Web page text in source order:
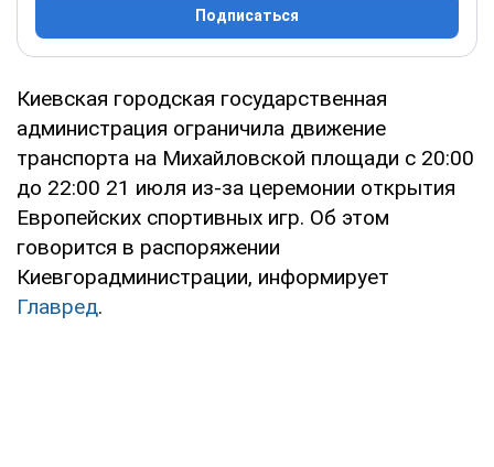
Подписаться
Киевская городская государственная
администрация ограничила движение
транспорта на Михайловской площади с 20:00
до 22:00 21 июля из-за церемонии открытия
Европейских спортивных игр. Об этом
говорится в распоряжении
Киевгорадминистрации, информирует
Главред.